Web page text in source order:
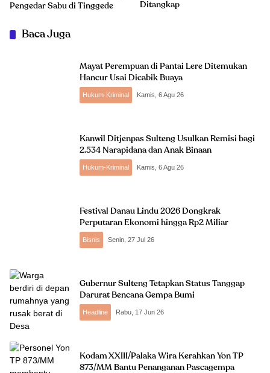
Pengedar Sabu di Tinggede
Ditangkap
Baca Juga
Mayat Perempuan di Pantai Lere Ditemukan
Hancur Usai Dicabik Buaya
Hukum-Kriminal Kamis, 6 Agu 26
Kanwil Ditjenpas Sulteng Usulkan Remisi bagi
2.534 Narapidana dan Anak Binaan
Hukum-Kriminal Kamis, 6 Agu 26
Festival Danau Lindu 2026 Dongkrak
Perputaran Ekonomi hingga Rp2 Miliar
Bisnis Senin, 27 Jul 26
Gubernur Sulteng Tetapkan Status Tanggap
Darurat Bencana Gempa Bumi
Headline Rabu, 17 Jun 26
Kodam XXIII/Palaka Wira Kerahkan Yon TP
873/MM Bantu Penanganan Pascagempa